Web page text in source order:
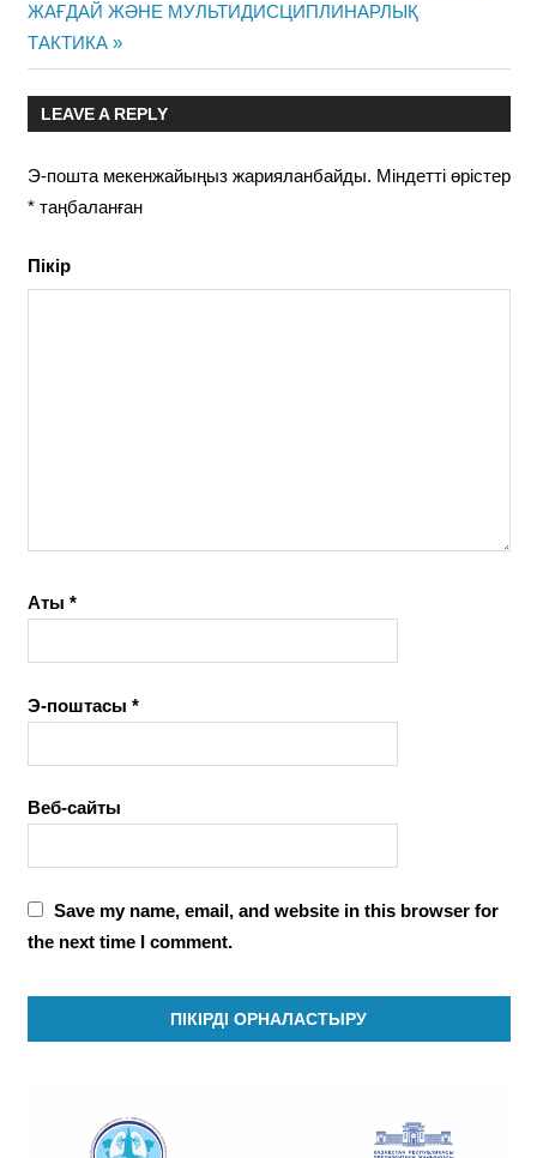
ЖАҒДАЙ ЖӘНЕ МУЛЬТИДИСЦИПЛИНАРЛЫҚ
ТАКТИКА
LEAVE A REPLY
Э-пошта мекенжайыңыз жарияланбайды. Міндетті өрістер
*таңбаланған
Пікір
Аты *
Э-поштасы *
Веб-сайты
Save my name, email, and website in this browser for
the next time I comment.